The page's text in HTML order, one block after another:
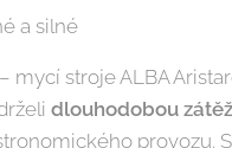
a silné
mycí stroje ALBA
dlouhodobou zátěž
provozu.